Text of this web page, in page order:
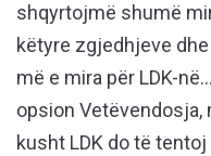
shqyrtojmë shumë
këtyre zgjedhjeve
më e mira për LDK-
opsion Vetëvendosja,
kusht LDK do të